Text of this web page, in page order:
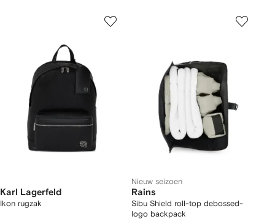
Karl Lagerfeld
Ikon rugzak
Nieuw seizoen
Rains
Sibu Shield roll-top debossed-
logo backpack